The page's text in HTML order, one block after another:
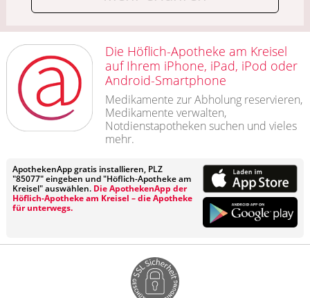
Die Höflich-Apotheke am Kreisel
auf Ihrem iPhone, iPad, iPod oder
Android-Smartphone
Medikamente zur Abholung reservieren,
Medikamente verwalten,
Notdienstapotheken suchen und vieles
mehr.
ApothekenApp gratis installieren, PLZ
"85077" eingeben und "Höflich-Apotheke am
Kreisel" auswählen. Die ApothekenApp der
Höflich-Apotheke am Kreisel – die Apotheke
für unterwegs.